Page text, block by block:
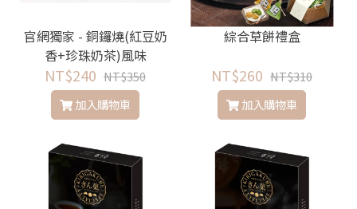
官網獨家 - 銅鑼燒(紅豆奶
香+珍珠奶茶)風味
NT$240 NT$350
加入購物車
綜合草餅禮盒
NT$260 NT$310
加入購物車